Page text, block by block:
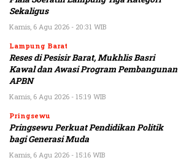
Sekaligus
Kamis, 6 Agu 2026 - 20:31 WIB
Lampung Barat
Reses di Pesisir Barat, Mukhlis Basri
Kawal dan Awasi Program Pembangunan
APBN
Kamis, 6 Agu 2026 - 15:19 WIB
Pringsewu
Pringsewu Perkuat Pendidikan Politik
bagi Generasi Muda
Kamis, 6 Agu 2026 - 15:16 WIB